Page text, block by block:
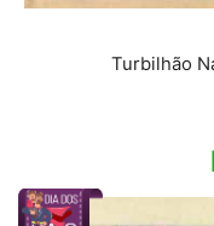
Turbilhão